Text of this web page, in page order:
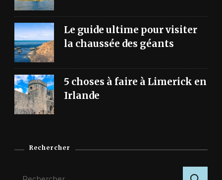
Le guide ultime pour visiter
la chaussée des géants
5 choses à faire à Limerick en
Irlande
Rechercher